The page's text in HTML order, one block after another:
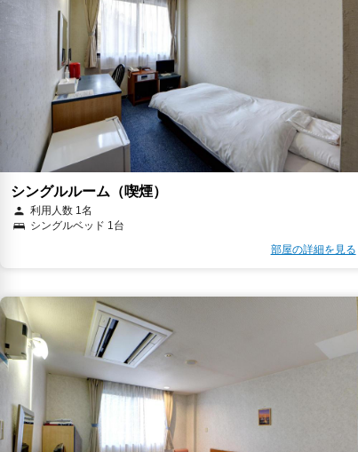
シングルルーム（喫煙）
利用人数 1名
シングルベッド 1台
部屋の詳細を見る